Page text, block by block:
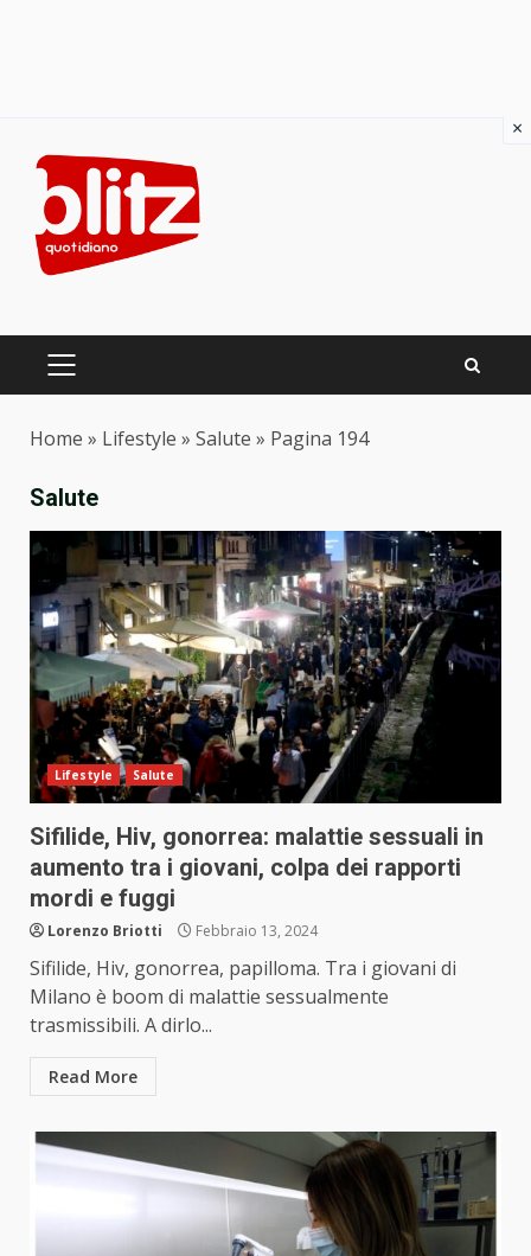
content
PRIMARY
Home » Lifestyle » Salute » Pagina 194
Salute
Lifestyle Salute
Sifilide, Hiv, gonorrea: malattie sessuali in
aumento tra i giovani, colpa dei rapporti
mordi e fuggi
Lorenzo Briotti Febbraio 13, 2024
Sifilide, Hiv, gonorrea, papilloma. Tra i giovani di
Milano è boom di malattie sessualmente
trasmissibili. A dirlo...
Read More
×